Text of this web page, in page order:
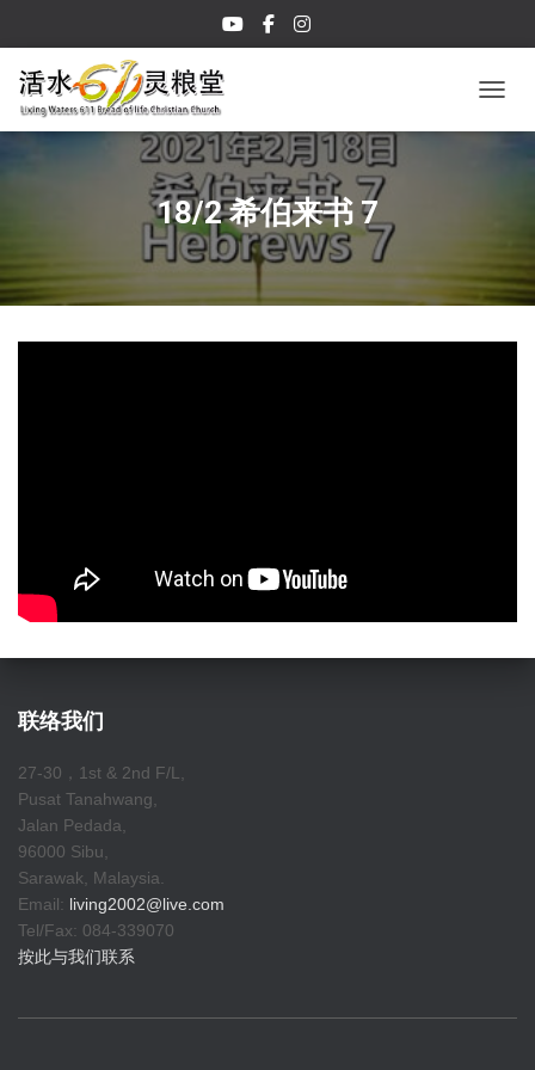
18/2 希伯来书 7
联络我们
27-30，1st & 2nd F/L,
Pusat Tanahwang,
Jalan Pedada,
96000 Sibu,
Sarawak, Malaysia.
Email: living2002@live.com
Tel/Fax: 084-339070
按此与我们联系